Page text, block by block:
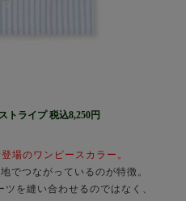
トライプ 税込8,250円
場のワンピースカラー。
でつながっているのが特徴。
を縫い合わせるのではなく、